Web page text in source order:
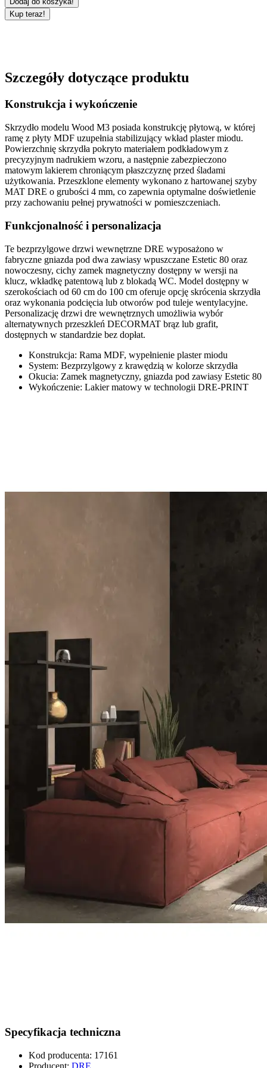
Kup teraz!
Szczegóły dotyczące produktu
Konstrukcja i wykończenie
Skrzydło modelu Wood M3 posiada konstrukcję płytową, w której
ramę z płyty MDF uzupełnia stabilizujący wkład plaster miodu.
Powierzchnię skrzydła pokryto materiałem podkładowym z
precyzyjnym nadrukiem wzoru, a następnie zabezpieczono
matowym lakierem chroniącym płaszczyznę przed śladami
użytkowania. Przeszklone elementy wykonano z hartowanej szyby
MAT DRE o grubości 4 mm, co zapewnia optymalne doświetlenie
przy zachowaniu pełnej prywatności w pomieszczeniach.
Funkcjonalność i personalizacja
Te bezprzylgowe drzwi wewnętrzne DRE wyposażono w
fabryczne gniazda pod dwa zawiasy wpuszczane Estetic 80 oraz
nowoczesny, cichy zamek magnetyczny dostępny w wersji na
klucz, wkładkę patentową lub z blokadą WC. Model dostępny w
szerokościach od 60 cm do 100 cm oferuje opcję skrócenia skrzydła
oraz wykonania podcięcia lub otworów pod tuleje wentylacyjne.
Personalizację drzwi dre wewnętrznych umożliwia wybór
alternatywnych przeszkleń DECORMAT brąz lub grafit,
dostępnych w standardzie bez dopłat.
Konstrukcja: Rama MDF, wypełnienie plaster miodu
System: Bezprzylgowy z krawędzią w kolorze skrzydła
Okucia: Zamek magnetyczny, gniazda pod zawiasy Estetic 80
Wykończenie: Lakier matowy w technologii DRE-PRINT
Specyfikacja techniczna
Kod producenta: 17161
Producent: DRE